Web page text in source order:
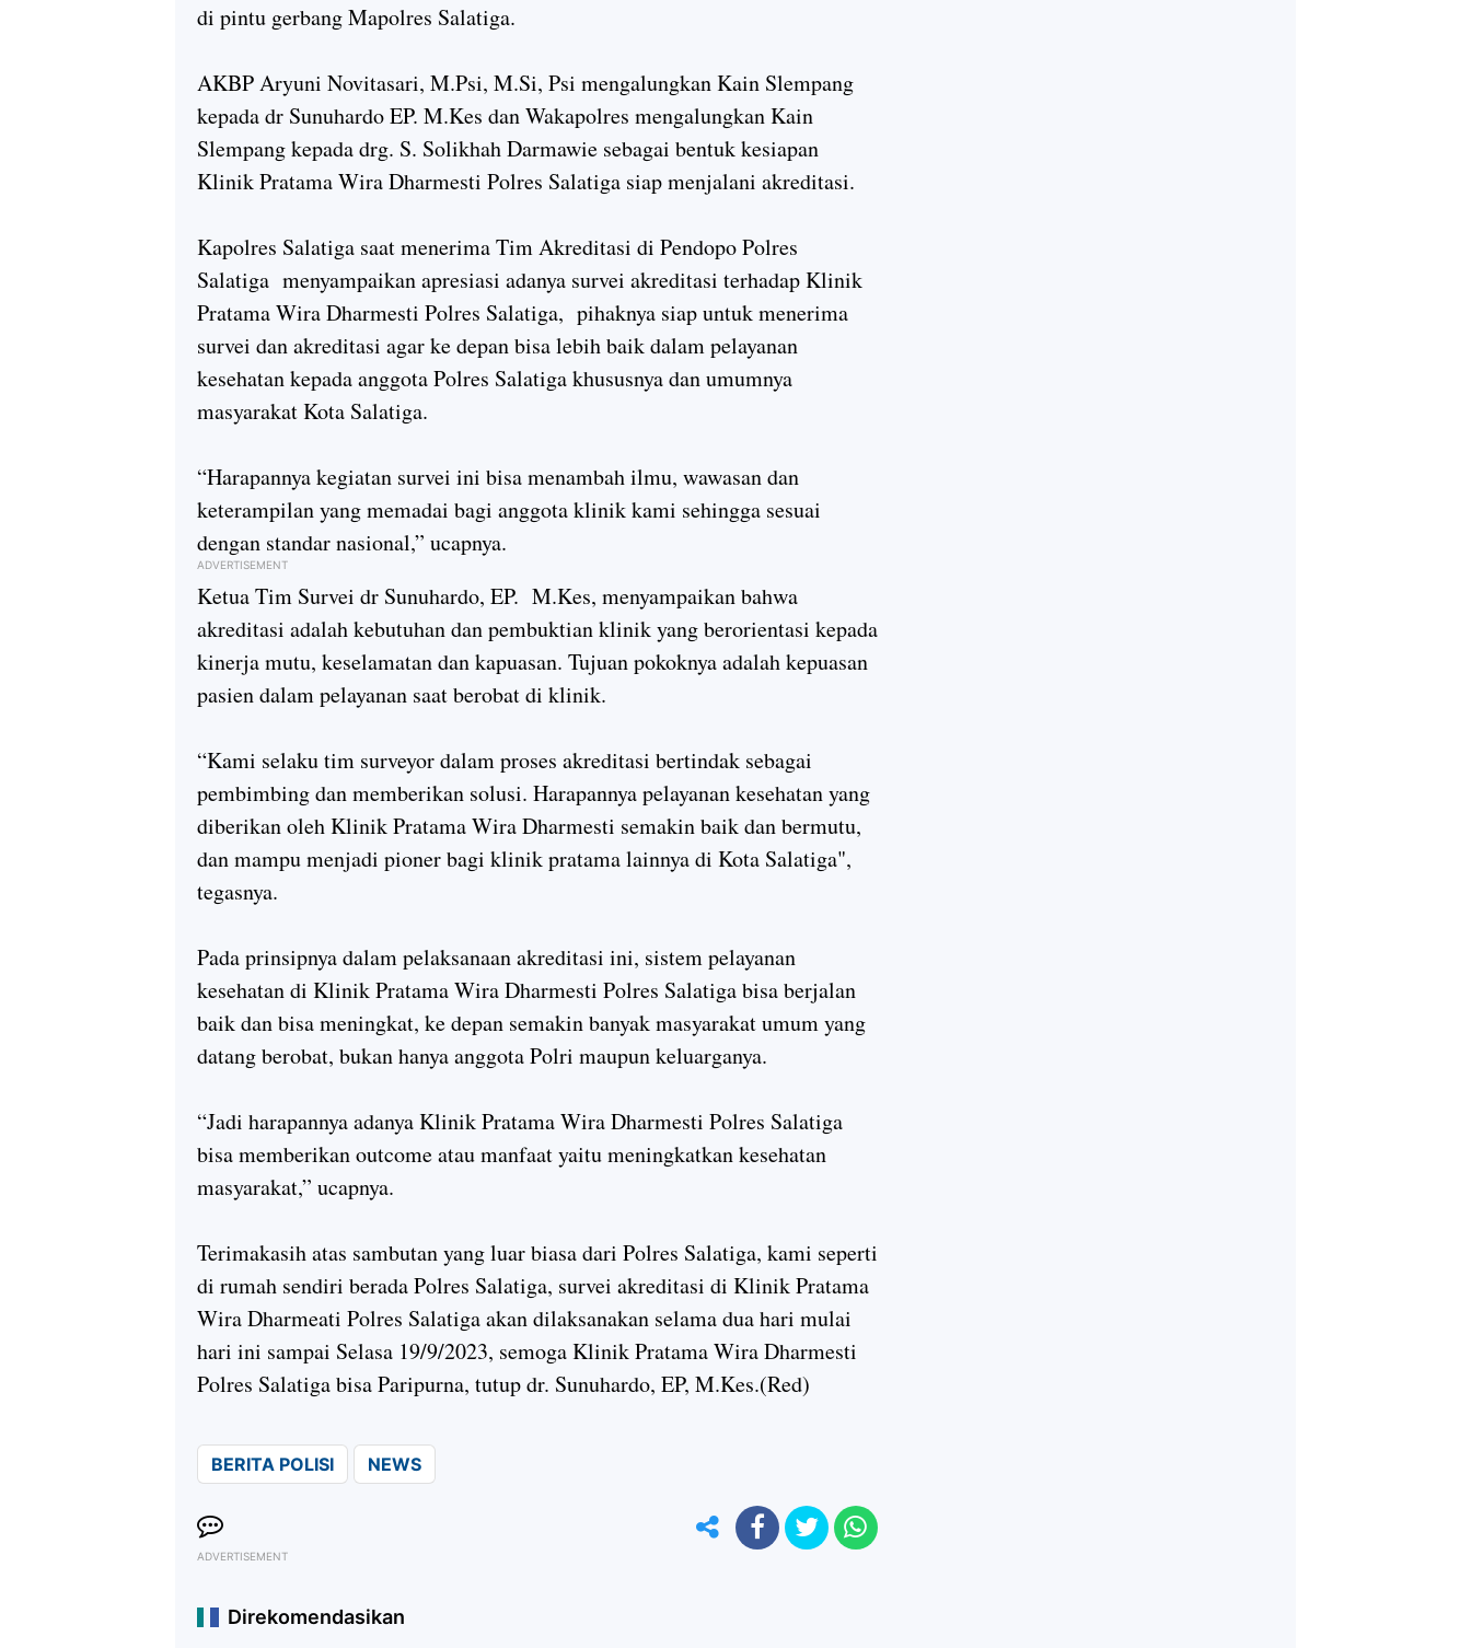
di pintu gerbang Mapolres Salatiga.
AKBP Aryuni Novitasari, M.Psi, M.Si, Psi mengalungkan Kain Slempang
kepada dr Sunuhardo EP. M.Kes dan Wakapolres mengalungkan Kain
Slempang kepada drg. S. Solikhah Darmawie sebagai bentuk kesiapan
Klinik Pratama Wira Dharmesti Polres Salatiga siap menjalani akreditasi.
Kapolres Salatiga saat menerima Tim Akreditasi di Pendopo Polres
Salatiga menyampaikan apresiasi adanya survei akreditasi terhadap Klinik
Pratama Wira Dharmesti Polres Salatiga, pihaknya siap untuk menerima
survei dan akreditasi agar ke depan bisa lebih baik dalam pelayanan
kesehatan kepada anggota Polres Salatiga khususnya dan umumnya
masyarakat Kota Salatiga.
“Harapannya kegiatan survei ini bisa menambah ilmu, wawasan dan
keterampilan yang memadai bagi anggota klinik kami sehingga sesuai
dengan standar nasional,” ucapnya.
ADVERTISEMENT
Ketua Tim Survei dr Sunuhardo, EP. M.Kes, menyampaikan bahwa
akreditasi adalah kebutuhan dan pembuktian klinik yang berorientasi kepada
kinerja mutu, keselamatan dan kapuasan. Tujuan pokoknya adalah kepuasan
pasien dalam pelayanan saat berobat di klinik.
“Kami selaku tim surveyor dalam proses akreditasi bertindak sebagai
pembimbing dan memberikan solusi. Harapannya pelayanan kesehatan yang
diberikan oleh Klinik Pratama Wira Dharmesti semakin baik dan bermutu,
dan mampu menjadi pioner bagi klinik pratama lainnya di Kota Salatiga",
tegasnya.
Pada prinsipnya dalam pelaksanaan akreditasi ini, sistem pelayanan
kesehatan di Klinik Pratama Wira Dharmesti Polres Salatiga bisa berjalan
baik dan bisa meningkat, ke depan semakin banyak masyarakat umum yang
datang berobat, bukan hanya anggota Polri maupun keluarganya.
“Jadi harapannya adanya Klinik Pratama Wira Dharmesti Polres Salatiga
bisa memberikan outcome atau manfaat yaitu meningkatkan kesehatan
masyarakat,” ucapnya.
Terimakasih atas sambutan yang luar biasa dari Polres Salatiga, kami seperti
di rumah sendiri berada Polres Salatiga, survei akreditasi di Klinik Pratama
Wira Dharmeati Polres Salatiga akan dilaksanakan selama dua hari mulai
hari ini sampai Selasa 19/9/2023, semoga Klinik Pratama Wira Dharmesti
Polres Salatiga bisa Paripurna, tutup dr. Sunuhardo, EP, M.Kes.(Red)
BERITA POLISI NEWS
ADVERTISEMENT
Direkomendasikan